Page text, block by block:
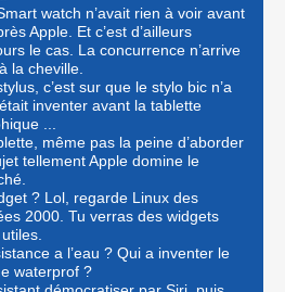
watch n’avait rien à voir avant
Apple. Et c’est d’ailleurs
le cas. La concurrence n’arrive
la cheville.
c’est sur que le stylo bic n’a
inventer avant la tablette
...
même pas la peine d’aborder
tellement Apple domine le
? Lol, regarde Linux des
2000. Tu verras des widgets
a l’eau ? Qui a inventer le
waterprof ?